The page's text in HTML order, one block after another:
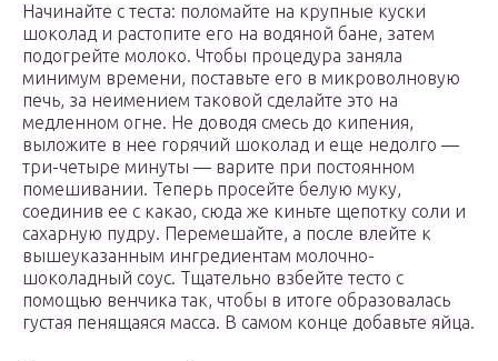
Начинайте с теста: поломайте на крупные куски
шоколад и растопите его на водяной бане, затем
подогрейте молоко. Чтобы процедура заняла
минимум времени, поставьте его в микроволновую
печь, за неимением таковой сделайте это на
медленном огне. Не доводя смесь до кипения,
выложите в нее горячий шоколад и еще недолго —
три-четыре минуты — варите при постоянном
помешивании. Теперь просейте белую муку,
соединив ее с какао, сюда же киньте щепотку соли и
сахарную пудру. Перемешайте, а после влейте к
вышеуказанным ингредиентам молочно-
шоколадный соус. Тщательно взбейте тесто с
помощью венчика так, чтобы в итоге образовалась
густая пенящаяся масса. В самом конце добавьте яйца.